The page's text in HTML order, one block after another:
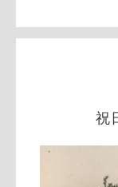
祝